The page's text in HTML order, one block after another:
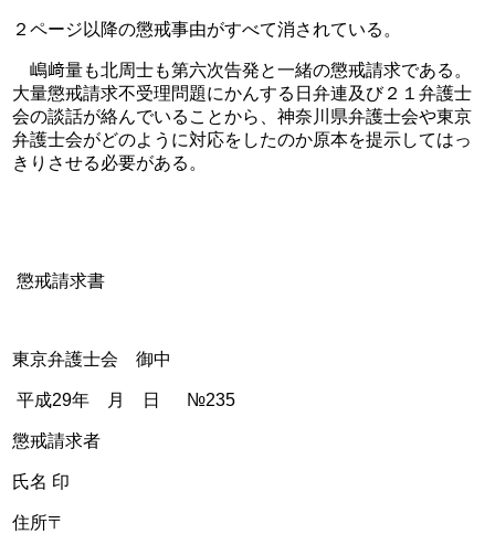
２ページ以降の懲戒事由がすべて消されている。
嶋﨑量も北周士も第六次告発と一緒の懲戒請求である。
大量懲戒請求不受理問題にかんする日弁連及び２１弁護士
会の談話が絡んでいることから、神奈川県弁護士会や東京
弁護士会がどのように対応をしたのか原本を提示してはっ
きりさせる必要がある。
懲戒請求書
東京弁護士会　御中
平成29年　月　日 　 №235
懲戒請求者
氏名 印
住所〒